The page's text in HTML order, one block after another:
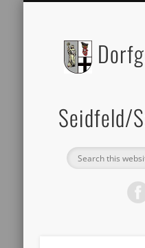
Seidfeld/